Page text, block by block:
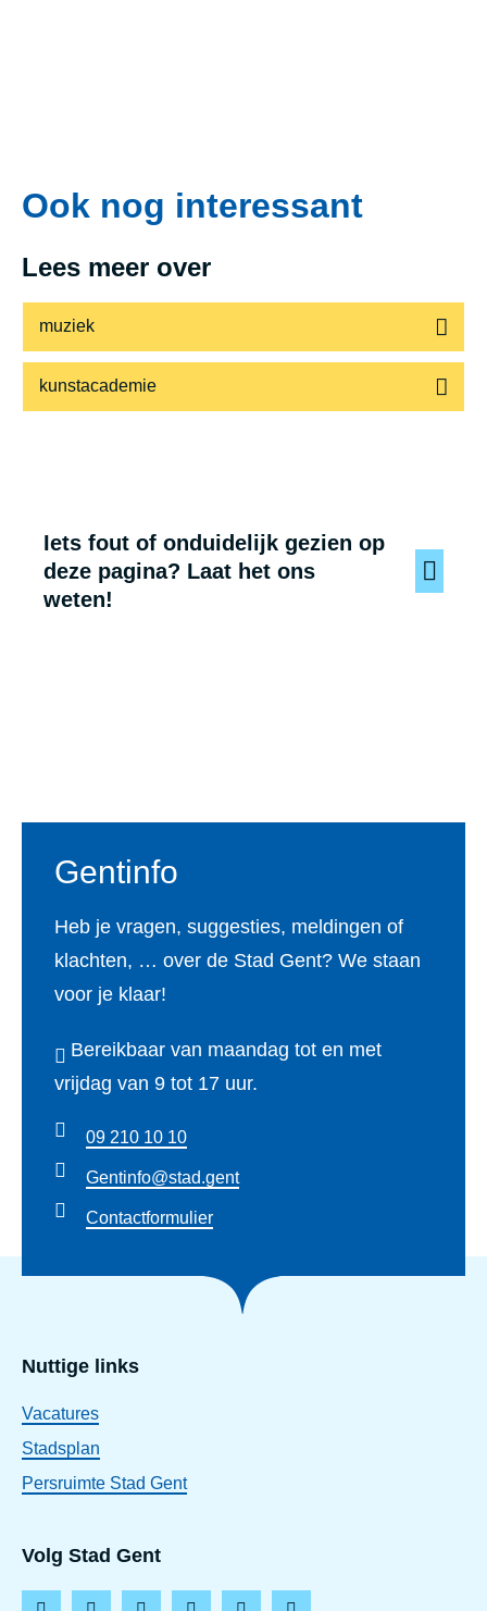
Ook nog interessant
Lees meer over
muziek
kunstacademie
Iets fout of onduidelijk gezien op
deze pagina? Laat het ons
weten!
Gentinfo
Heb je vragen, suggesties, meldingen of
klachten, … over de Stad Gent? We staan
voor je klaar!
Bereikbaar van maandag tot en met
vrijdag van 9 tot 17 uur.
09 210 10 10
Gentinfo@stad.gent
Contactformulier
Nuttige links
Vacatures
Stadsplan
Persruimte Stad Gent
Volg Stad Gent